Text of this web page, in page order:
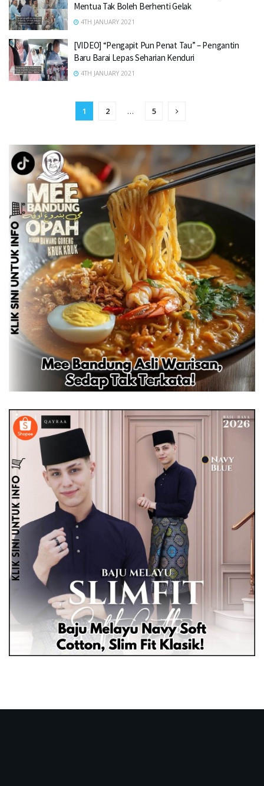
Mentua Tak Boleh Berhenti Gelak
4TH JANUARY 2021
[VIDEO] “Pengapit Pun Penat Tau” – Pengantin
Baru Barai Lepas Seharian Kenduri
4TH JANUARY 2021
1 2 … 5